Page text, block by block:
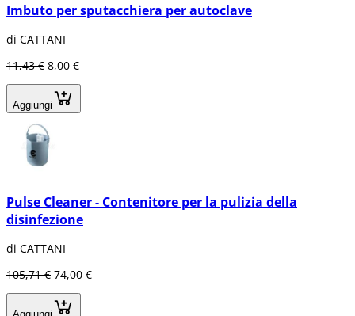
Imbuto per sputacchiera per autoclave
di CATTANI
11,43 € 8,00 €
Aggiungi
Pulse Cleaner - Contenitore per la pulizia della
disinfezione
di CATTANI
105,71 € 74,00 €